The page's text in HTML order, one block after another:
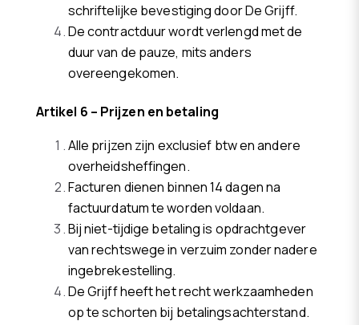
schriftelijke bevestiging door De Grijff.
De contractduur wordt verlengd met de
duur van de pauze, mits anders
overeengekomen.
Artikel 6 – Prijzen en betaling
Alle prijzen zijn exclusief btw en andere
overheidsheffingen.
Facturen dienen binnen 14 dagen na
factuurdatum te worden voldaan.
Bij niet-tijdige betaling is opdrachtgever
van rechtswege in verzuim zonder nadere
ingebrekestelling.
De Grijff heeft het recht werkzaamheden
op te schorten bij betalingsachterstand.